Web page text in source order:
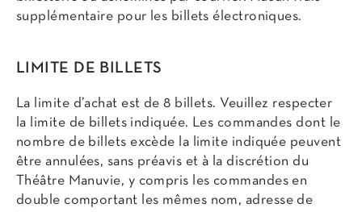
supplémentaire pour les billets électroniques.
LIMITE DE BILLETS
La limite d’achat est de 8 billets. Veuillez respecter
la limite de billets indiquée. Les commandes dont le
nombre de billets excède la limite indiquée peuvent
être annulées, sans préavis et à la discrétion du
Théâtre Manuvie, y compris les commandes en
double comportant les mêmes nom, adresse de